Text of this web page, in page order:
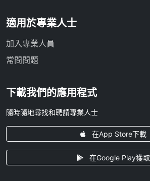
適用於專業人士
加入專業人員
常問問題
下載我們的應用程式
隨時隨地尋找和聘請專業人士
在App Store下載
在Google Play獲取